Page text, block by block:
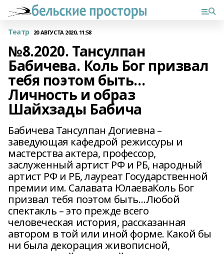
Театр 20 АВГУСТА 2020, 11:58
№8.2020. Тансулпан
Бабичева. Коль Бог призвал
тебя поэтом быть…
Личность и образ
Шайхзады Бабича
Бабичева Тансулпан Догиевна –
заведующая кафедрой режиссуры и
мастерства актера, профессор,
заслуженный артист РФ и РБ, народный
артист РФ и РБ, лауреат Государственной
премии им. Салавата ЮлаеваКоль Бог
призвал тебя поэтом быть…Любой
спектакль – это прежде всего
человеческая история, рассказанная
автором в той или иной форме. Какой бы
ни была декорация живописной,